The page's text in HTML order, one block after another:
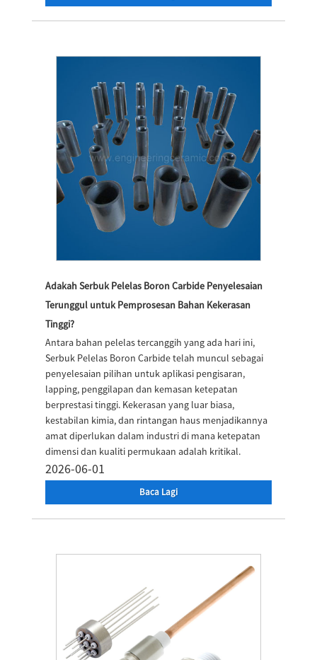
Adakah Serbuk Pelelas Boron Carbide Penyelesaian
Terunggul untuk Pemprosesan Bahan Kekerasan
Tinggi?
Antara bahan pelelas tercanggih yang ada hari ini,
Serbuk Pelelas Boron Carbide telah muncul sebagai
penyelesaian pilihan untuk aplikasi pengisaran,
lapping, penggilapan dan kemasan ketepatan
berprestasi tinggi. Kekerasan yang luar biasa,
kestabilan kimia, dan rintangan haus menjadikannya
amat diperlukan dalam industri di mana ketepatan
dimensi dan kualiti permukaan adalah kritikal.
2026-06-01
Baca Lagi